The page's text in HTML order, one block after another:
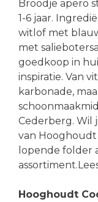
Broodje apero
1-6 jaar.
witlof met
met
goedkoop in
inspiratie. Van
karbonade,
Cederberg. Wil
van
lopende folder
Hooghoudt